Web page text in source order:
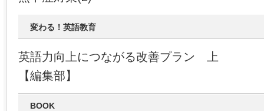
変わる！英語教育
英語力向上につながる改善プラン 上
【編集部】
BOOK